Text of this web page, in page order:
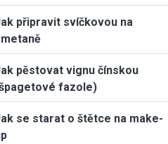
připravit svíčkovou na
pěstovat vignu čínskou
fazole)
se starat o štětce na make-